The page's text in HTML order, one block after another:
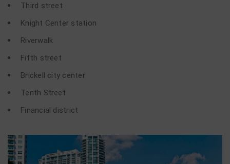
Third street
Knight Center station
Riverwalk
Fifth street
Brickell city center
Tenth Street
Financial district